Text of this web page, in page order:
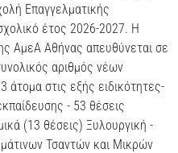
Επαγγελματικής
έτος 2026-2027. Η
ΑμεΑ Αθήνας απευθύνεται σε
αριθμός νέων
άτομα στις εξής ειδικότητες-
- 53 θέσεις
(13 θέσεις) Ξυλουργική -
Τσαντών και Μικρών